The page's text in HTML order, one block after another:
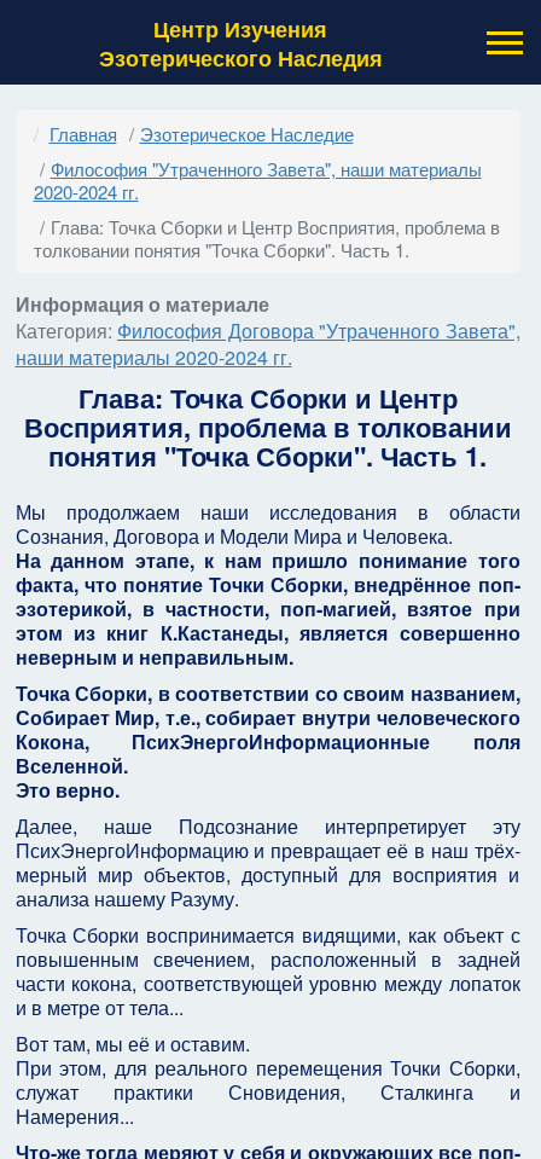
Центр Изучения
Эзотерического Наследия
Главная
Эзотерическое Наследие
Философия "Утраченного Завета", наши материалы
2020-2024 гг.
Глава: Точка Сборки и Центр Восприятия, проблема в
толковании понятия "Точка Сборки". Часть 1.
Информация о материале
Категория: Философия Договора "Утраченного Завета",
наши материалы 2020-2024 гг.
Глава: Точка Сборки и Центр
Восприятия, проблема в толковании
понятия "Точка Сборки". Часть 1.
Мы продолжаем наши исследования в области
Сознания, Договора и Модели Мира и Человека.
На данном этапе, к нам пришло понимание того
факта, что понятие Точки Сборки, внедрённое поп-
эзотерикой, в частности, поп-магией, взятое при
этом из книг К.Кастанеды, является совершенно
неверным и неправильным.
Точка Сборки, в соответствии со своим названием,
Собирает Мир, т.е., собирает внутри человеческого
Кокона, ПсихЭнергоИнформационные поля
Вселенной.
Это верно.
Далее, наше Подсознание интерпретирует эту
ПсихЭнергоИнформацию и превращает её в наш трёх-
мерный мир объектов, доступный для восприятия и
анализа нашему Разуму.
Точка Сборки воспринимается видящими, как объект с
повышенным свечением, расположенный в задней
части кокона, соответствующей уровню между лопаток
и в метре от тела...
Вот там, мы её и оставим.
При этом, для реального перемещения Точки Сборки,
служат практики Сновидения, Сталкинга и
Намерения...
Что-же тогда меряют у себя и окружающих все поп-